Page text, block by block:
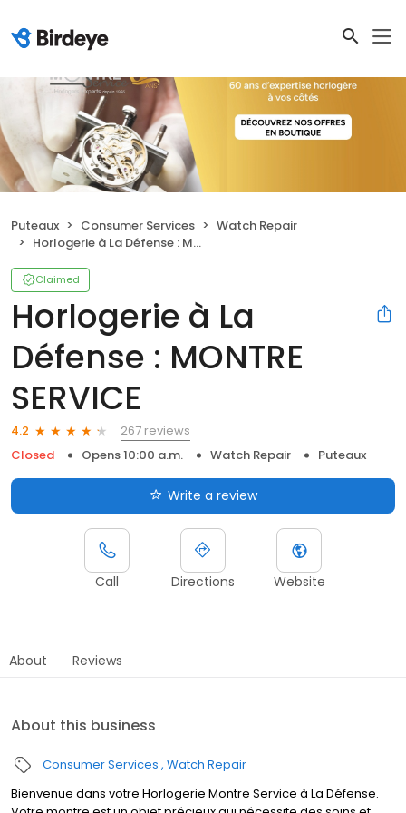
Puteaux Consumer Services
Watch Repair
Horlogerie à La Défense : MONTRE SERVICE
Claimed
Horlogerie à La
Défense : MONTRE
SERVICE
4.2
267 reviews
Closed
Opens 10:00 a.m. Watch Repair Puteaux
Write a review
Call Directions Website
About Reviews
About this business
Consumer Services Watch Repair
Bienvenue dans votre Horlogerie Montre Service à La Défense.